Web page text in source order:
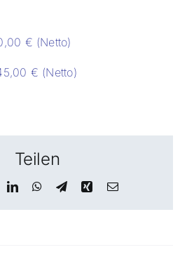
€ (Netto)
€ (Netto)
Teilen
LinkedInWhatsApp
Telegram
Xing E-